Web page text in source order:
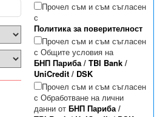
Прочел съм и съм съгласен
с
Политика за поверителност
Прочел съм и съм съгласен
с Общите условия на
БНП Париба/ TBI Bank/
UniCredit/ DSK
Прочел съм и съм съгласен
с Обработване на лични
данни от БНП Париба/